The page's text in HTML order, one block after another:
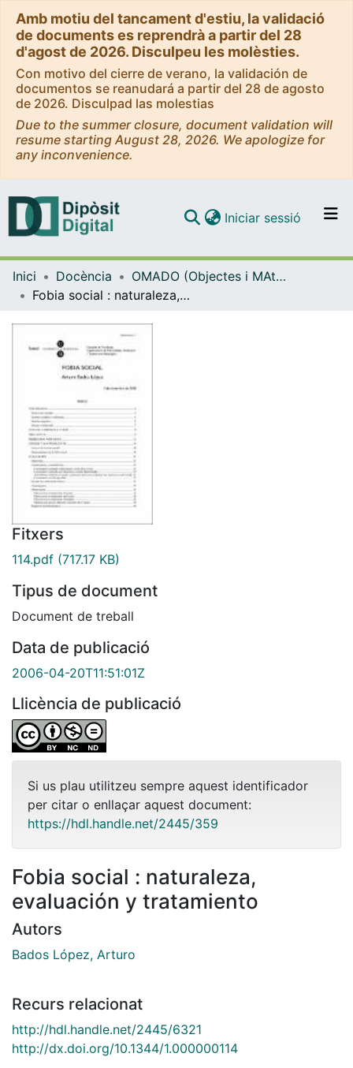
Amb motiu del tancament d'estiu, la validació
de documents es reprendrà a partir del 28
d'agost de 2026. Disculpeu les molèsties.
Con motivo del cierre de verano, la validación de
documentos se reanudará a partir del 28 de agosto
de 2026. Disculpad las molestias
Due to the summer closure, document validation will
resume starting August 28, 2026. We apologize for
any inconvenience.
Navega per tot el DD
Com publicar
Iniciar sessió (current)
Inici Docència
OMADO (Objectes i MAterials DOcents)
Fobia social : naturaleza, evaluación y tratamiento
Fitxers
114.pdf (717.17 KB)
Tipus de document
Document de treball
Data de publicació
2006-04-20T11:51:01Z
Llicència de publicació
Si us plau utilitzeu sempre aquest identificador
per citar o enllaçar aquest document:
https://hdl.handle.net/2445/359
Fobia social : naturaleza,
evaluación y tratamiento
Autors
Bados López, Arturo
Recurs relacionat
http://hdl.handle.net/2445/6321
http://dx.doi.org/10.1344/1.000000114